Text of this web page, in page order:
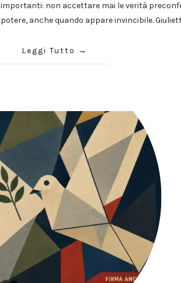
importanti: non accettare mai le verità
potere, anche quando appare invincibile.
Leggi Tutto